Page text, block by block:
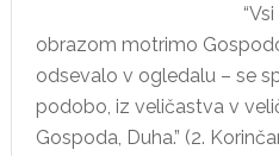
resnice?
obrazom motrimo
odsevalo v ogledalu – se
podobo, iz veličastva v
Gospoda, Duha.” (2.